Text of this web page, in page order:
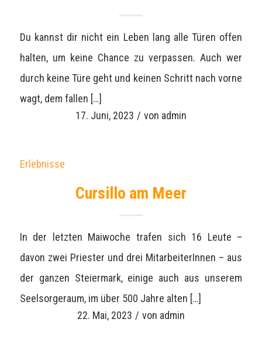
Du kannst dir nicht ein Leben lang alle Türen offen
halten, um keine Chance zu verpassen. Auch wer
durch keine Türe geht und keinen Schritt nach vorne
wagt, dem fallen […]
17. Juni, 2023 / von admin
Erlebnisse
Cursillo am Meer
In der letzten Maiwoche trafen sich 16 Leute –
davon zwei Priester und drei MitarbeiterInnen – aus
der ganzen Steiermark, einige auch aus unserem
Seelsorgeraum, im über 500 Jahre alten […]
22. Mai, 2023 / von admin